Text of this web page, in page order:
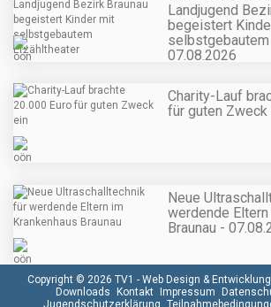
Landjugend
begeistert
07.08.2026
Charity-Lauf
für guten
Neue
werdende
Braunau -
Copyright © 2026 TV1 - Web Design & Entwicklung
Downloads Kontakt Impressum
Jugendschutzerklärung